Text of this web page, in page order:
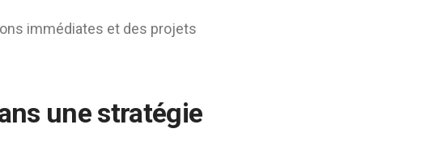
immédiates et des projets
une stratégie